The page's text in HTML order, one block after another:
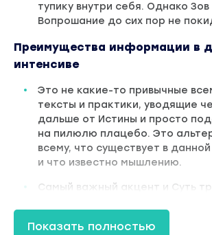
тупику внутри себя. Однако Зов
Вопрошание до сих пор не
Преимущества информации в
интенсиве
Это не какие-то привычные
тексты и практики, уводящие
дальше от Истины и просто
на пилюлю плацебо. Это
всему, что существует в
и что известно мышлению.
Самый важный акцент и Суть
человека на себя, а подвести
Осознанному Проживанию и
Показать полностью